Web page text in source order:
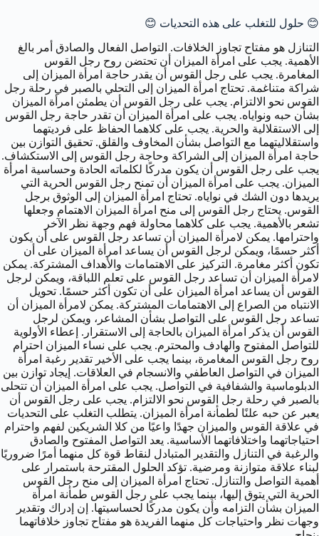
😊 حلول للتغلب على هذه التحديات 😊
التنازل هو مفتاح تجاوز الخلافات. التواصل الفعال والصادق أمر بالغ
الأهمية. يجب على امرأة الميزان أن تحتضن روح رجل القوس
المغامرة. يجب على رجل القوس أن يقدر حاجة امرأة الميزان إلى
شراكة متناغمة. تحتاج امرأة الميزان إلى التحلي بالصبر في رحلة رجل
القوس نحو الالتزام. يجب على رجل القوس أن يطمئن امرأة الميزان
بشأن حبه ونواياه. يجب على امرأة الميزان أن تقدر حاجة رجل القوس
إلى الاستقلالية والحرية. يجب على كلاهما الحفاظ على فرديتهما
واستقلاليتهما مع التواصل بشأن المخاوف والقلق. تحقيق التوازن بين
حاجة امرأة الميزان إلى الشراكة وحاجة رجل القوس إلى الاستكشاف.
يجب على رجل القوس أن يكون مدركًا لكلماته الحادة وحساسية امرأة
الميزان. يجب على امرأة الميزان أن تمنح رجل القوس الحرية التي
يريدها دون الشك في نواياه. تحتاج امرأة الميزان إلى الوثوق برجل
القوس. يحتاج رجل القوس إلى منح امرأة الميزان الاهتمام وجعلها
تشعر بالأهمية. يجب على كلاهما محاولة فهم وجهة نظر الآخر
واحترامها. يمكن لامرأة الميزان أن تساعد رجل القوس على أن يكون
أكثر حسمًا، ويمكن لرجل القوس أن يساعد امرأة الميزان على أن
تكون أكثر مغامرة. التركيز على الاهتمامات والأهداف المشتركة. يمكن
لامرأة الميزان أن تساعد رجل القوس على تعلم اللباقة، ويمكن لرجل
القوس أن يساعد امرأة الميزان على أن تكون أكثر حسمًا. تحويل
الانتباه من الصراع إلى الاهتمامات المشتركة. يمكن لامرأة الميزان أن
تساعد رجل القوس على التواصل بشأن المشاعر، ويمكن لرجل
القوس أن يذكر امرأة الميزان بالحاجة إلى الاستقرار. إعطاء الأولوية
للتواصل المفتوح والهادف والمحترم. يجب على نساء الميزان احترام
روح رجل القوس المغامرة، بينما يجب على الأخير تقدير رغبة امرأة
الميزان في التواصل العاطفي والانسجام في العلاقات. إيجاد توازن بين
الدبلوماسية والشفافية في التواصل. يجب على امرأة الميزان أن تتحلى
بالصبر في رحلة رجل القوس نحو الالتزام. يجب على رجل القوس أن
يعبر عن حبه علنًا لطمأنة امرأة الميزان. يتطلب التغلب على التحديات
في علاقة القوس والميزان جهدًا واعيًا من كلا الشريكين لفهم واحترام
احتياجاتهما واختلافاتهما الأساسية. يعد التواصل المفتوح والصادق
والرغبة في التنازل والتقدير المتبادل لنقاط قوة كل منهما أمرًا ضروريًا
لبناء علاقة متوازنة ومرضية. تؤكد الحلول المقترحة باستمرار على
أهمية التواصل والتنازل. تحتاج امرأة الميزان إلى منح رجل القوس
الحرية التي يتوق إليها، بينما يجب على رجل القوس طمأنة امرأة
الميزان بشأن التزامه وأن يكون مدركًا لحساسيتها. إن إدراك وتقدير
وجهات نظر واحتياجات كل منهما الفريدة هو مفتاح تجاوز خلافاتهما